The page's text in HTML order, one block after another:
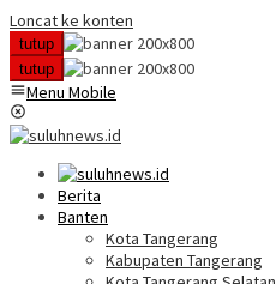
Loncat ke konten
tutup
tutup
Menu Mobile
Berita
Banten
Kota Tangerang
Kabupaten Tangerang